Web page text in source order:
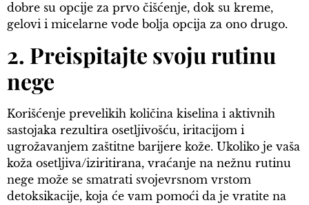
dobre su opcije za prvo čišćenje, dok su kreme,
gelovi i micelarne vode bolja opcija za ono drugo.
2. Preispitajte svoju rutinu
nege
Korišćenje prevelikih količina kiselina i aktivnih
sastojaka rezultira osetljivošću, iritacijom i
ugrožavanjem zaštitne barijere kože. Ukoliko je vaša
koža osetljiva/iziritirana, vraćanje na nežnu rutinu
nege može se smatrati svojevrsnom vrstom
detoksikacije, koja će vam pomoći da je vratite na